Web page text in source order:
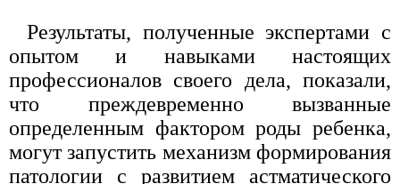
Результаты, полученные экспертами с
опытом и навыками настоящих
профессионалов своего дела, показали,
что преждевременно вызванные
определенным фактором роды ребенка,
могут запустить механизм формирования
патологии с развитием астматического